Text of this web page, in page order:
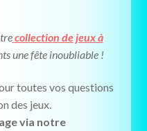
collection de jeux à
une fête inoubliable !
toutes vos questions
des jeux.
via notre